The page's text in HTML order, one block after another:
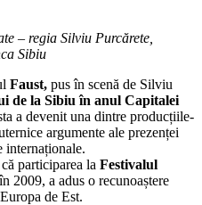
– regia Silviu Purcărete,
Sibiu
Faust, pus în scenă de Silviu
de la Sibiu în anul Capitalei
a devenit una dintre producțiile-
argumente ale prezenței
internaționale.
participarea la Festivalul
2009, a adus o recunoaștere
de Est.